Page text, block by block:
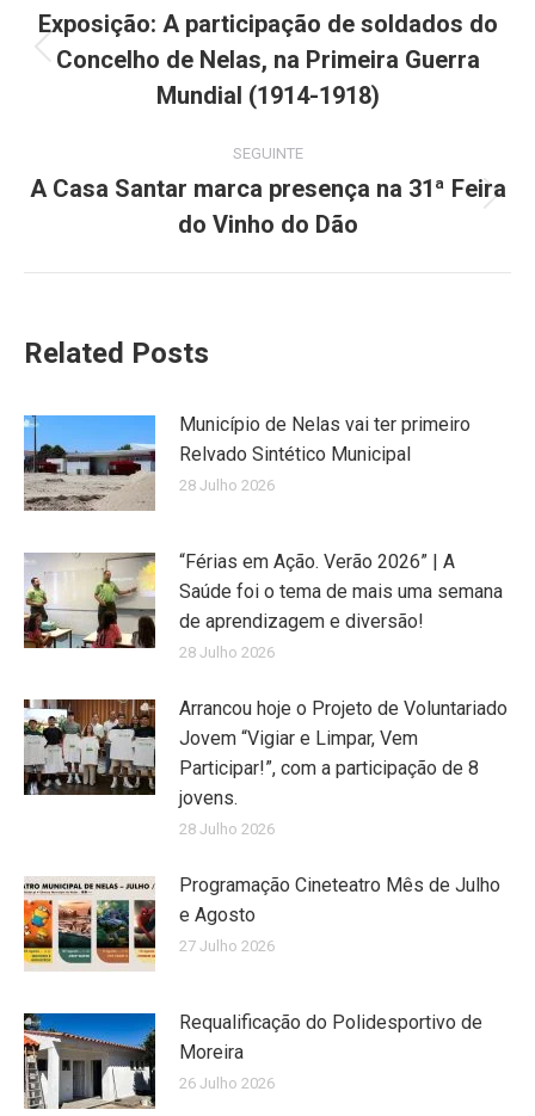
navigation
Previous
post:
Exposição: A participação de soldados do
Concelho de Nelas, na Primeira Guerra
Mundial (1914-1918)
SEGUINTE
Next
post:
A Casa Santar marca presença na 31ª Feira
do Vinho do Dão
Related Posts
Município de Nelas vai ter primeiro
Relvado Sintético Municipal
28 Julho 2026
“Férias em Ação. Verão 2026” | A
Saúde foi o tema de mais uma semana
de aprendizagem e diversão!
28 Julho 2026
Arrancou hoje o Projeto de Voluntariado
Jovem “Vigiar e Limpar, Vem
Participar!”, com a participação de 8
jovens.
28 Julho 2026
Programação Cineteatro Mês de Julho
e Agosto
27 Julho 2026
Requalificação do Polidesportivo de
Moreira
26 Julho 2026